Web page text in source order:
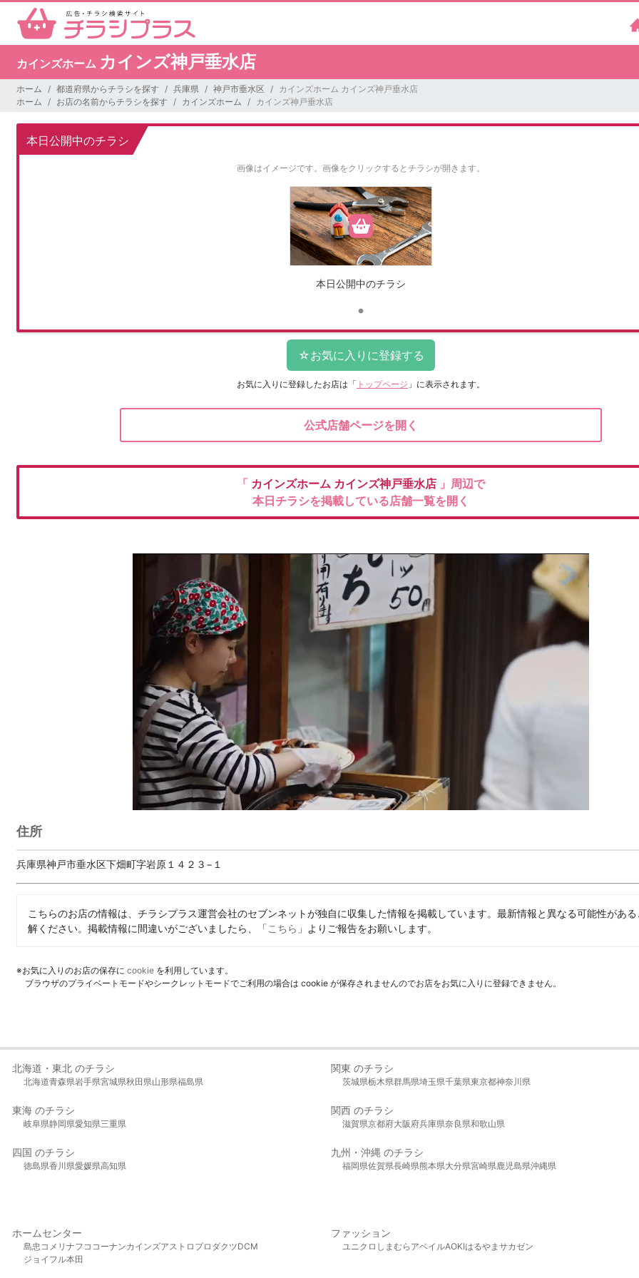
カインズホーム カインズ神戸垂水店
ホーム 都道府県からチラシを探す 兵庫県 神戸市垂水区
カインズホーム カインズ神戸垂水店
ホーム
お店の名前からチラシを探す カインズホーム カインズ神戸垂水店
本日公開中のチラシ
画像はイメージです。 画像をクリックするとチラシが開きます。
本日公開中のチラシ
お気に入りに登録したお店は 「 トップページ 」に表示されます。
公式店舗ページを開く
「 カインズホーム カインズ神戸垂水店 」周辺で
本日チラシを掲載している店舗一覧を開く
住所
兵庫県神戸市垂水区下畑町字岩原１４２３−１
こちらのお店の情報は、チラシプラス運営会社のセブンネットが独自に収集した情報を掲載しています。最新情報と異なる可能性があ
解ください。掲載情報に間違いがございましたら、「こちら 」よりご報告をお願いします。
※お気に入りのお店の保存に cookie を利用しています。
ブラウザのプライベートモードやシークレットモードでご利用の場合は cookie が保存されませんのでお店をお気に入りに登録できません。
北海道・東北 のチラシ
北海道青森県岩手県宮城県秋田県山形県福島県
関東 のチラシ
茨城県栃木県群馬県埼玉県千葉県東京都神奈川県
東海 のチラシ
岐阜県静岡県愛知県三重県
関西 のチラシ
滋賀県京都府大阪府兵庫県奈良県和歌山県
四国 のチラシ
徳島県香川県愛媛県高知県
九州・沖縄 のチラシ
福岡県佐賀県長崎県熊本県大分県宮崎県鹿児島県沖縄県
ホームセンター
島忠 コメリ ナフコ コーナンカインズアストロプロダクツDCM
ジョイフル本田
ファッション
ユニクロ しまむら アベイルAOKIはるやま サカゼン